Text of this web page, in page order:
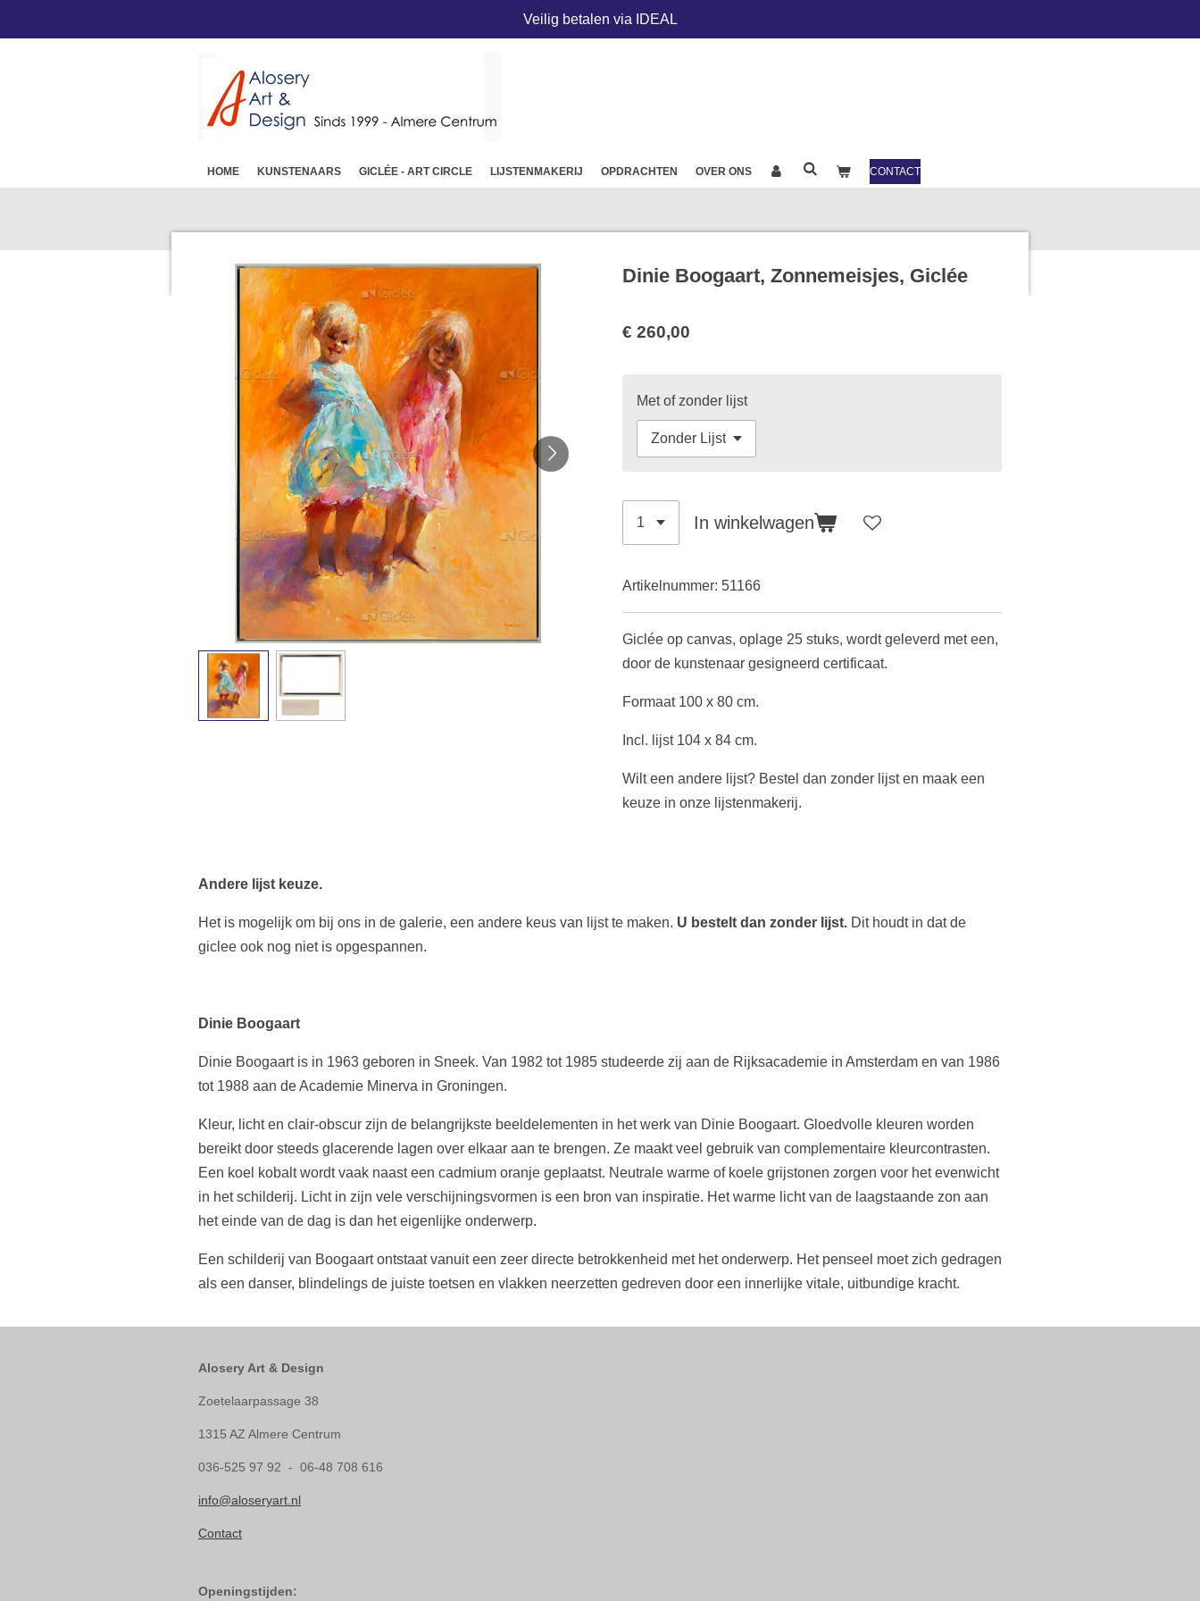
Veilig betalen via IDEAL
HOME KUNSTENAARS GICLÉE - ART CIRCLE LIJSTENMAKERIJ OPDRACHTEN OVER ONS CONTACT
Dinie Boogaart, Zonnemeisjes, Giclée
€ 260,00
Met of zonder lijst
In winkelwagen
Artikelnummer: 51166
Giclée op canvas, oplage 25 stuks, wordt geleverd met een,
door de kunstenaar gesigneerd certificaat.
Formaat 100 x 80 cm.
Incl. lijst 104 x 84 cm.
Wilt een andere lijst? Bestel dan zonder lijst en maak een
keuze in onze lijstenmakerij.
Andere lijst keuze.
Het is mogelijk om bij ons in de galerie, een andere keus van lijst te maken. U bestelt dan zonder lijst. Dit houdt in dat de
giclee ook nog niet is opgespannen.
Dinie Boogaart
Dinie Boogaart is in 1963 geboren in Sneek. Van 1982 tot 1985 studeerde zij aan de Rijksacademie in Amsterdam en van 1986
tot 1988 aan de Academie Minerva in Groningen.
Kleur, licht en clair-obscur zijn de belangrijkste beeldelementen in het werk van Dinie Boogaart. Gloedvolle kleuren worden
bereikt door steeds glacerende lagen over elkaar aan te brengen. Ze maakt veel gebruik van complementaire kleurcontrasten.
Een koel kobalt wordt vaak naast een cadmium oranje geplaatst. Neutrale warme of koele grijstonen zorgen voor het evenwicht
in het schilderij. Licht in zijn vele verschijningsvormen is een bron van inspiratie. Het warme licht van de laagstaande zon aan
het einde van de dag is dan het eigenlijke onderwerp.
Een schilderij van Boogaart ontstaat vanuit een zeer directe betrokkenheid met het onderwerp. Het penseel moet zich gedragen
als een danser, blindelings de juiste toetsen en vlakken neerzetten gedreven door een innerlijke vitale, uitbundige kracht.
Alosery Art & Design
Zoetelaarpassage 38
1315 AZ Almere Centrum
036-525 97 92 - 06-48 708 616
info@aloseryart.nl
Contact
Openingstijden: